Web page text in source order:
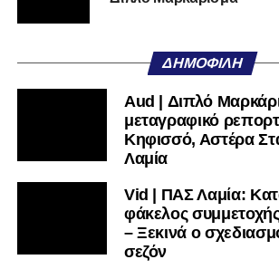
ΑΟ Τρίκαλα:
Κουφιώτης, Μαργαρίτης Α.,
Αλτάνης, Βρέττας, Τσιάκας, Ντότης
Λαζαρίνας, Λαμπίρης,
Παπαδάκος, Αντερέμι, Κάτανας,
lamiara.grστοGoogle
μαθαίνετε πρώτοι τα κυανόλευκα νέα
υπόλοιπο κόσμο. Ακολουθήστε το
Twitterκαι στο
ΔΗΜΟΦΙΛΉ
Aud | Διπλό
μεταγραφικό
Κηφισσό, Αστέρα
Λαμία
Vid | ΠΑΣ Λαμία:
φάκελος
– Ξεκινά ο
σεζόν